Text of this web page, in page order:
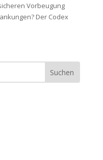
Vorbeugung
Der Codex